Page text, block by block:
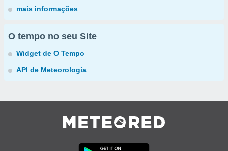
mais informações
O tempo no seu Site
Widget de O Tempo
API de Meteorologia